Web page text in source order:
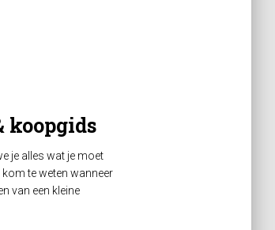
koopgids
je alles wat je moet
te weten wanneer
van een kleine